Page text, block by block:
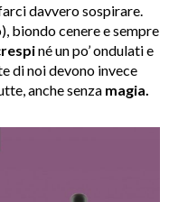
davvero sospirare.
biondo cenere e sempre
né un po’ ondulati e
di noi devono invece
anche senza magia.